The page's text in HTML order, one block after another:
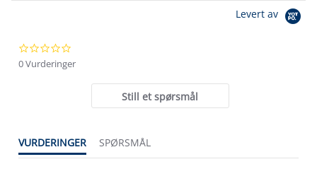
Levert av
star
0 Vurderinger
Still et spørsmål
VURDERINGER SPØRSMÅL
Kundeservice
Kundeklubb
Klima og miljø
1% til samfunnet
Trelagsprinsippet barn
Alt du trenger til Norgesferien
Gravidklær